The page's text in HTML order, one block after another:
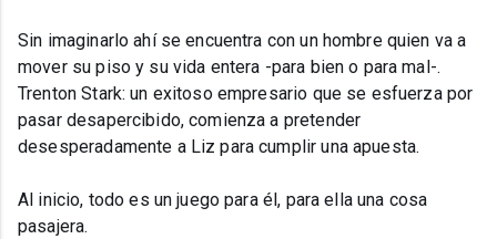
Sin imaginarlo ahí se encuentra con un hombre quien va a
mover su piso y su vida entera -para bien o para mal-.
Trenton Stark: un exitoso empresario que se esfuerza por
pasar desapercibido, comienza a pretender
desesperadamente a Liz para cumplir una apuesta.
Al inicio, todo es un juego para él, para ella una cosa
pasajera.